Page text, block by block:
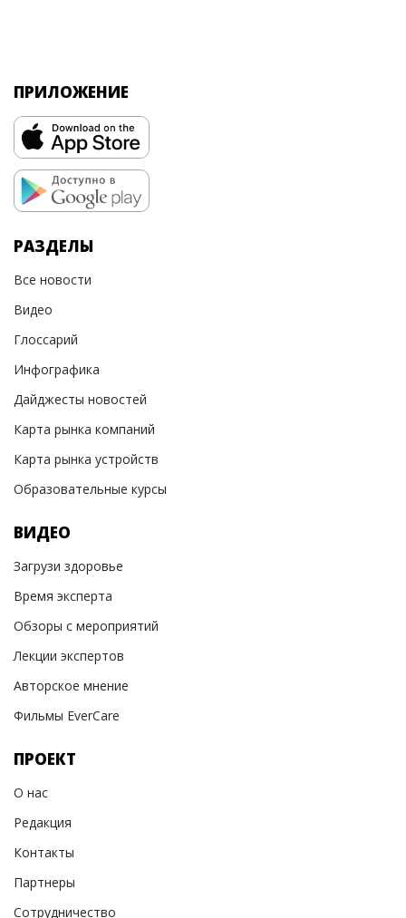
ПРИЛОЖЕНИЕ
РАЗДЕЛЫ
Все новости
Видео
Глоссарий
Инфографика
Дайджесты новостей
Карта рынка компаний
Карта рынка устройств
Образовательные курсы
ВИДЕО
Загрузи здоровье
Время эксперта
Обзоры с мероприятий
Лекции экспертов
Авторское мнение
Фильмы EverCare
ПРОЕКТ
О нас
Редакция
Контакты
Партнеры
Сотрудничество